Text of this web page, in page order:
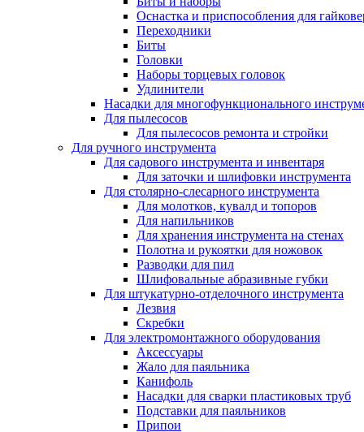
Оснастка и приспособления для
Переходники
Биты
Головки
Наборы торцевых головок
Удлинители
Насадки для многофункционального
Для пылесосов
Для пылесосов ремонта и стройки
Для ручного инструмента
Для садового инструмента и инвентаря
Для заточки и шлифовки инструмента
Для столярно-слесарного инструмента
Для молотков, кувалд и топоров
Для напильников
Для хранения инструмента на стенах
Полотна и рукоятки для ножовок
Разводки для пил
Шлифовальные абразивные губки
Для штукатурно-отделочного инструмента
Лезвия
Скребки
Для электромонтажного оборудования
Аксессуары
Жало для паяльника
Канифоль
Насадки для сварки пластиковых труб
Подставки для паяльников
Припои